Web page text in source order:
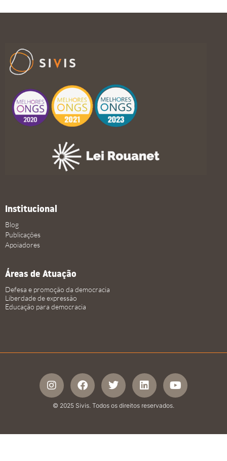
Institucional
Blog
Publicações
Apoiadores
Áreas de Atuação
Defesa e promoção da democracia
Liberdade de expressão
Educação para democracia
© 2025 Sivis. Todos os direitos reservados.